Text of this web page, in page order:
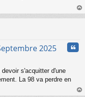
au
2025
s'acquitter d'une
La 98 va perdre en